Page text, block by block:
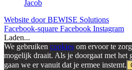
Jacob
Website door BEWISE Solutions
Facebook-square Facebook Instagram
Laden...
We gebruiken cookies om ervoor te
mogelijk draait. Als je doorgaat met het
gaan we er vanuit dat je ermee instemt.